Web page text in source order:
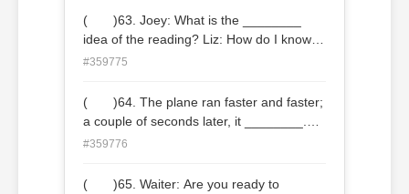
( )63. Joey: What is the ________
idea of the reading? Liz: How do I know? I
just start reading. (A) outside (B) main
#359775
( )64. The plane ran faster and faster;
a couple of seconds later, it ________.
(A) took off (B) stood up (C) turned
#359776
( )65. Waiter: Are you ready to